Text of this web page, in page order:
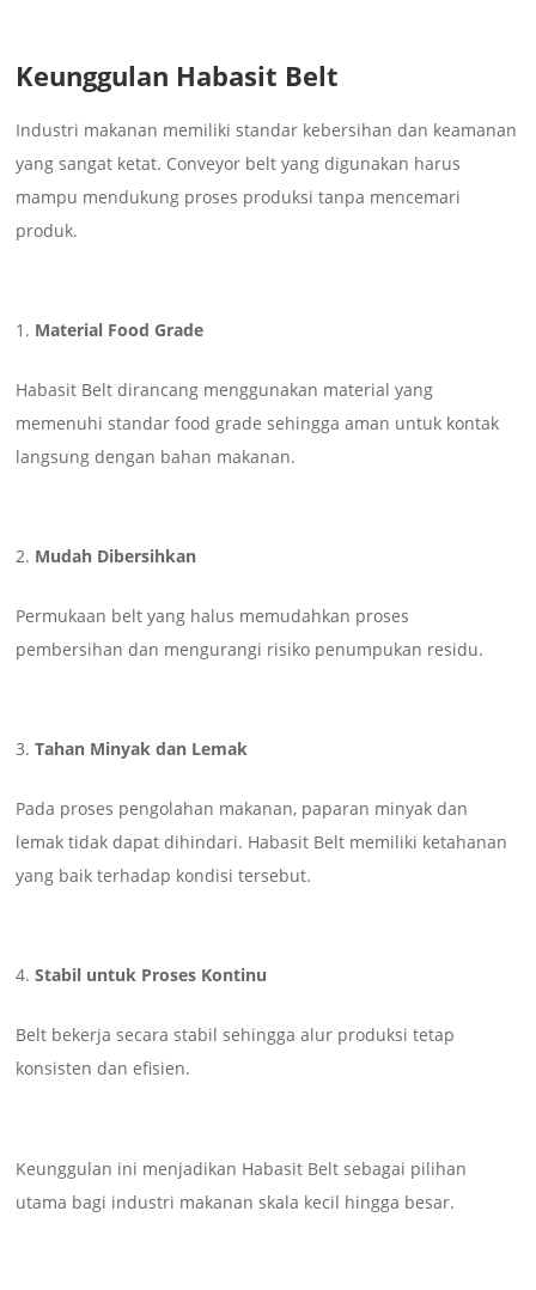
Keunggulan Habasit Belt
Industri makanan memiliki standar kebersihan dan keamanan
yang sangat ketat. Conveyor belt yang digunakan harus
mampu mendukung proses produksi tanpa mencemari
produk.
Material Food Grade
Habasit Belt dirancang menggunakan material yang
memenuhi standar food grade sehingga aman untuk kontak
langsung dengan bahan makanan.
Mudah Dibersihkan
Permukaan belt yang halus memudahkan proses
pembersihan dan mengurangi risiko penumpukan residu.
Tahan Minyak dan Lemak
Pada proses pengolahan makanan, paparan minyak dan
lemak tidak dapat dihindari. Habasit Belt memiliki ketahanan
yang baik terhadap kondisi tersebut.
Stabil untuk Proses Kontinu
Belt bekerja secara stabil sehingga alur produksi tetap
konsisten dan efisien.
Keunggulan ini menjadikan Habasit Belt sebagai pilihan
utama bagi industri makanan skala kecil hingga besar.